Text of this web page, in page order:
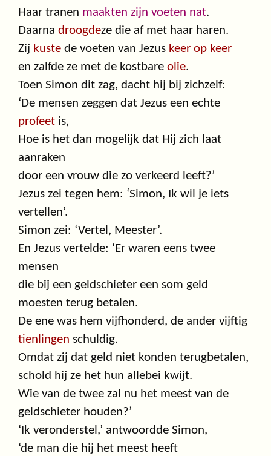
Haar tranen maakten zijn voeten nat.
Daarna droogdeze die af met haar haren.
Zij kuste de voeten van Jezus keer op keer
en zalfde ze met de kostbare olie.
Toen Simon dit zag, dacht hij bij zichzelf:
‘De mensen zeggen dat Jezus een echte
profeet is,
Hoe is het dan mogelijk dat Hij zich laat
aanraken
door een vrouw die zo verkeerd leeft?’
Jezus zei tegen hem: ‘Simon, Ik wil je iets
vertellen’.
Simon zei: ‘Vertel, Meester’.
En Jezus vertelde: ‘Er waren eens twee
mensen
die bij een geldschieter een som geld
moesten terug betalen.
De ene was hem vijfhonderd, de ander vijftig
tienlingen schuldig.
Omdat zij dat geld niet konden terugbetalen,
schold hij ze het hun allebei kwijt.
Wie van de twee zal nu het meest van de
geldschieter houden?’
‘Ik veronderstel,’ antwoordde Simon,
‘de man die hij het meest heeft